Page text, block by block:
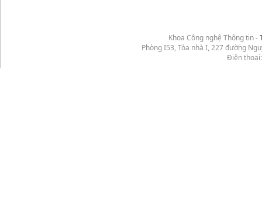
Khoa Công nghệ Thông tin -
Phòng I53, Tòa nhà I, 227 đường
Điện